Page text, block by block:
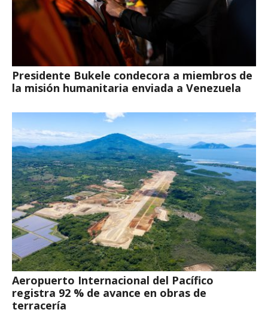
Presidente Bukele condecora a miembros de
la misión humanitaria enviada a Venezuela
Aeropuerto Internacional del Pacífico
registra 92 % de avance en obras de
terracería